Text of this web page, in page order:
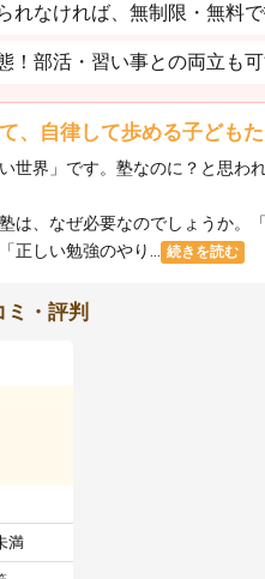
れなければ、無制限・無料
！部活・習い事との両立も
、自律して歩める子ども
世界」です。塾なのに？と思わ
は、なぜ必要なのでしょうか
正しい勉強のやり...
続きを読む
・評判
満